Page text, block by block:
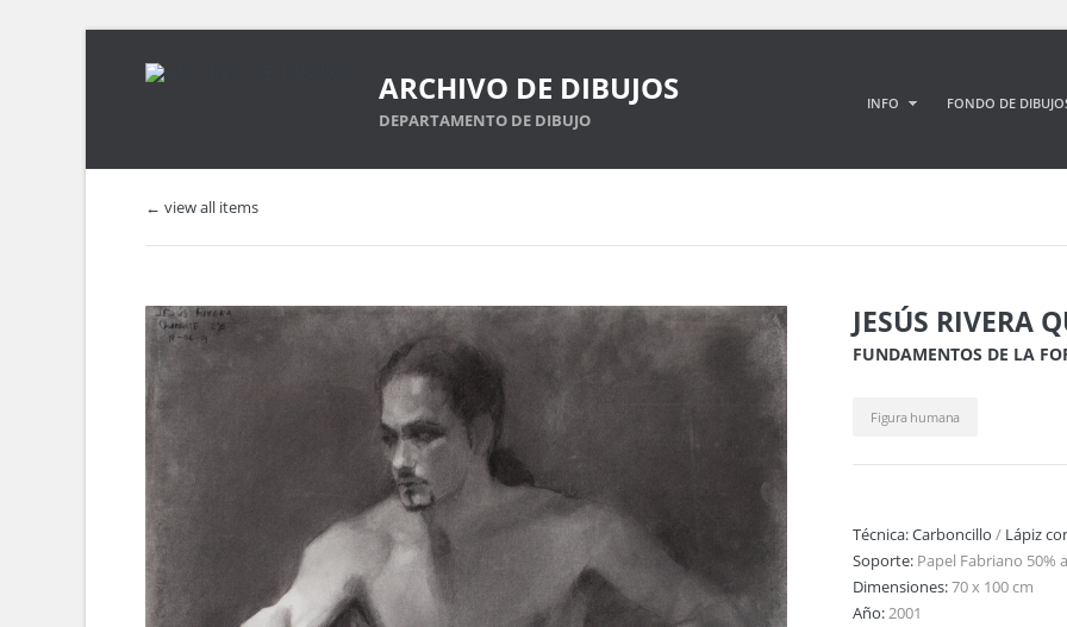
ARCHIVO DE DIBUJOS
DEPARTAMENTO DE DIBUJO
INFO FONDO DE
← view all items
JESÚS RIVERA
FUNDAMENTOS DE LA
Figura humana
Técnica:Carboncillo / Lápiz
Soporte: Papel Fabriano 50%
Dimensiones:70 x 100 cm
Año:2001